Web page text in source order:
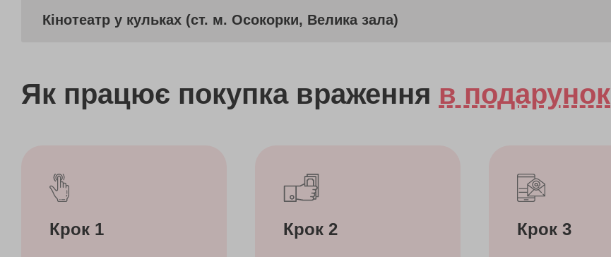
Кінотеатр у кульках (ст. м. Осокорки, Велика зала)
Як працює покупка враження в подарунок
Крок 1 Крок 2 Крок 3